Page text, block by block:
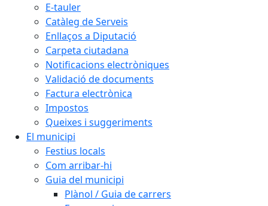
E-tauler
Catàleg de Serveis
Enllaços a Diputació
Carpeta ciutadana
Notificacions electròniques
Validació de documents
Factura electrònica
Impostos
Queixes i suggeriments
El municipi
Festius locals
Com arribar-hi
Guia del municipi
Plànol / Guia de carrers